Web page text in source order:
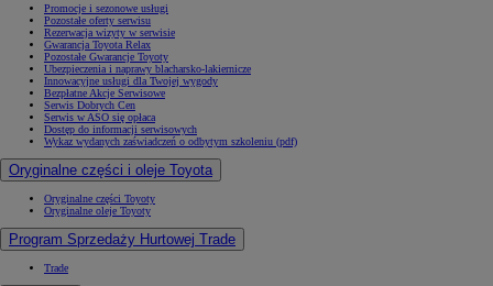
Promocje i sezonowe usługi
Pozostałe oferty serwisu
Rezerwacja wizyty w serwisie
Gwarancja Toyota Relax
Pozostałe Gwarancje Toyoty
Ubezpieczenia i naprawy blacharsko-lakiernicze
Innowacyjne usługi dla Twojej wygody
Bezpłatne Akcje Serwisowe
Serwis Dobrych Cen
Serwis w ASO się opłaca
Dostęp do informacji serwisowych
Wykaz wydanych zaświadczeń o odbytym szkoleniu (pdf)
Oryginalne części i oleje Toyota
Oryginalne części Toyoty
Oryginalne oleje Toyoty
Program Sprzedaży Hurtowej Trade
Trade